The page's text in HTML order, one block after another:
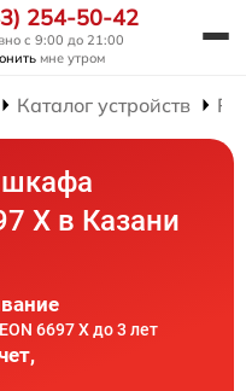
254-50-42
с 9:00 до 21:00
мне утром
Каталог устройств
шкафа
X в Казани
6697 X до 3 лет